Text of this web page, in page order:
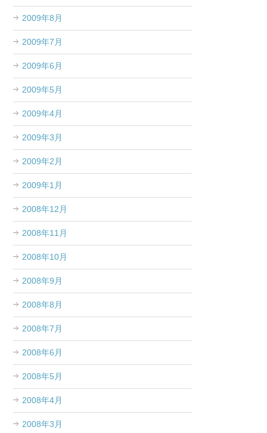
2009年8月
2009年7月
2009年6月
2009年5月
2009年4月
2009年3月
2009年2月
2009年1月
2008年12月
2008年11月
2008年10月
2008年9月
2008年8月
2008年7月
2008年6月
2008年5月
2008年4月
2008年3月